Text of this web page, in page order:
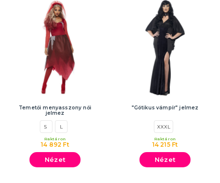
Temetői menyasszony női
jelmez
S L
14 892 Ft
Raktáron
Nézet
"Gótikus vámpír" jelmez
XXXL
14 215 Ft
Raktáron
Nézet